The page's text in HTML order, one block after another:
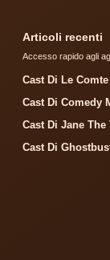
Articoli recenti
Accesso rapido agli
Cast Di Le
Cast Di Comedy
Cast Di Jane
Cast Di